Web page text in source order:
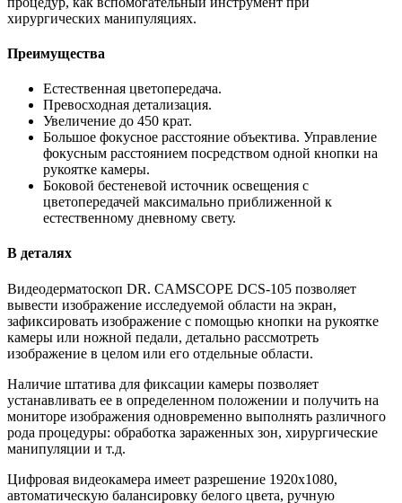
хирургических манипуляциях.
Преимущества
Естественная цветопередача.
Превосходная детализация.
Увеличение до 450 крат.
Большое фокусное расстояние объектива. Управление
фокусным расстоянием посредством одной кнопки на
рукоятке камеры.
Боковой бестеневой источник освещения с
цветопередачей максимально приближенной к
естественному дневному свету.
В деталях
Видеодерматоскоп DR. CAMSCOPE DCS-105 позволяет
вывести изображение исследуемой области на экран,
зафиксировать изображение с помощью кнопки на рукоятке
камеры или ножной педали, детально рассмотреть
изображение в целом или его отдельные области.
Наличие штатива для фиксации камеры позволяет
устанавливать ее в определенном положении и получить на
мониторе изображения одновременно выполнять различного
рода процедуры: обработка зараженных зон, хирургические
манипуляции и т.д.
Цифровая видеокамера имеет разрешение 1920х1080,
автоматическую балансировку белого цвета, ручную